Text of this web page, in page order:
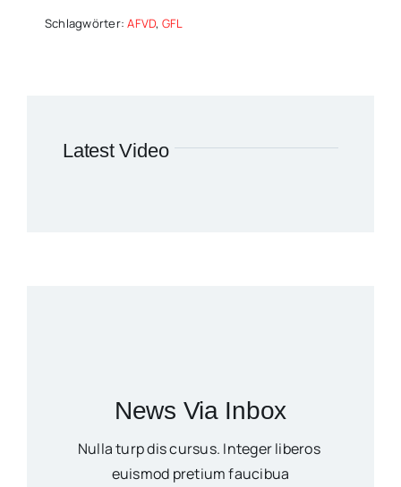
Schlagwörter:AFVD, GFL
Latest Video
News Via Inbox
Nulla turp dis cursus. Integer liberos
euismod pretium faucibua